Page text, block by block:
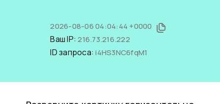
2026-08-06 04:04:44 +0000
Ваш IP:216.73.216.222
ID запроса:i4HS3NC6fqM1